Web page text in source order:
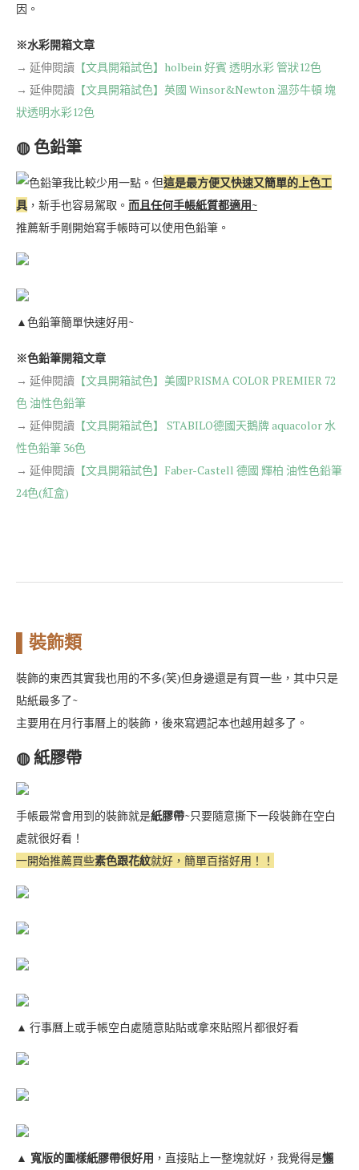
因。
※水彩開箱文章
→ 延伸閱讀 【文具開箱試色】holbein 好賓 透明水彩 管狀12色
→ 延伸閱讀 【文具開箱試色】英國 Winsor&Newton 溫莎牛頓 塊
狀透明水彩12色
◍ 色鉛筆
色鉛筆我比較少用一點。但這是最方便又快速又簡單的上色工
具 ，新手也容易駕取。 而且任何手帳紙質都適用~
推薦新手剛開始寫手帳時可以使用色鉛筆。
▲色鉛筆簡單快速好用~
※色鉛筆開箱文章
→ 延伸閱讀 【文具開箱試色】美國PRISMA COLOR PREMIER 72
色 油性色鉛筆
→ 延伸閱讀 【文具開箱試色】 STABILO德國天鵝牌 aquacolor 水
性色鉛筆 36色
→ 延伸閱讀 【文具開箱試色】Faber-Castell 德國 輝柏 油性色鉛筆
24色(紅盒)
▌裝飾類
裝飾的東西其實我也用的不多(笑)但身邊還是有買一些，其中只是
貼紙最多了~
主要用在月行事曆上的裝飾，後來寫週記本也越用越多了。
◍ 紙膠帶
手帳最常會用到的裝飾就是紙膠帶~只要隨意撕下一段裝飾在空白
處就很好看！
一開始推薦買些素色跟花紋就好，簡單百搭好用！！
▲ 行事曆上或手帳空白處隨意貼貼或拿來貼照片都很好看
▲ 寬版的圖樣紙膠帶很好用 ，直接貼上一整塊就好，我覺得是懶